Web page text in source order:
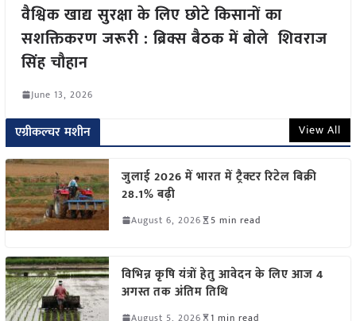
वैश्विक खाद्य सुरक्षा के लिए छोटे किसानों का
सशक्तिकरण जरूरी : ब्रिक्स बैठक में बोले शिवराज
सिंह चौहान
June 13, 2026
एग्रीकल्चर मशीन View All
जुलाई 2026 में भारत में ट्रैक्टर रिटेल बिक्री
28.1% बढ़ी
August 6, 2026 5 min read
विभिन्न कृषि यंत्रों हेतु आवेदन के लिए आज 4
अगस्त तक अंतिम तिथि
August 5, 2026 1 min read